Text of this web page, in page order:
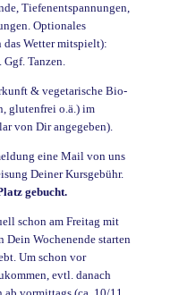
Tiefenentspannungen,
Optionales
das Wetter mitspielt):
Ggf. Tanzen.
& vegetarische Bio-
glutenfrei o.ä.) im
von Dir angegeben).
eine Mail von uns
Deiner Kursgebühr.
gebucht.
schon am Freitag mit
Dein Wochenende starten
Um schon vor
evtl. danach